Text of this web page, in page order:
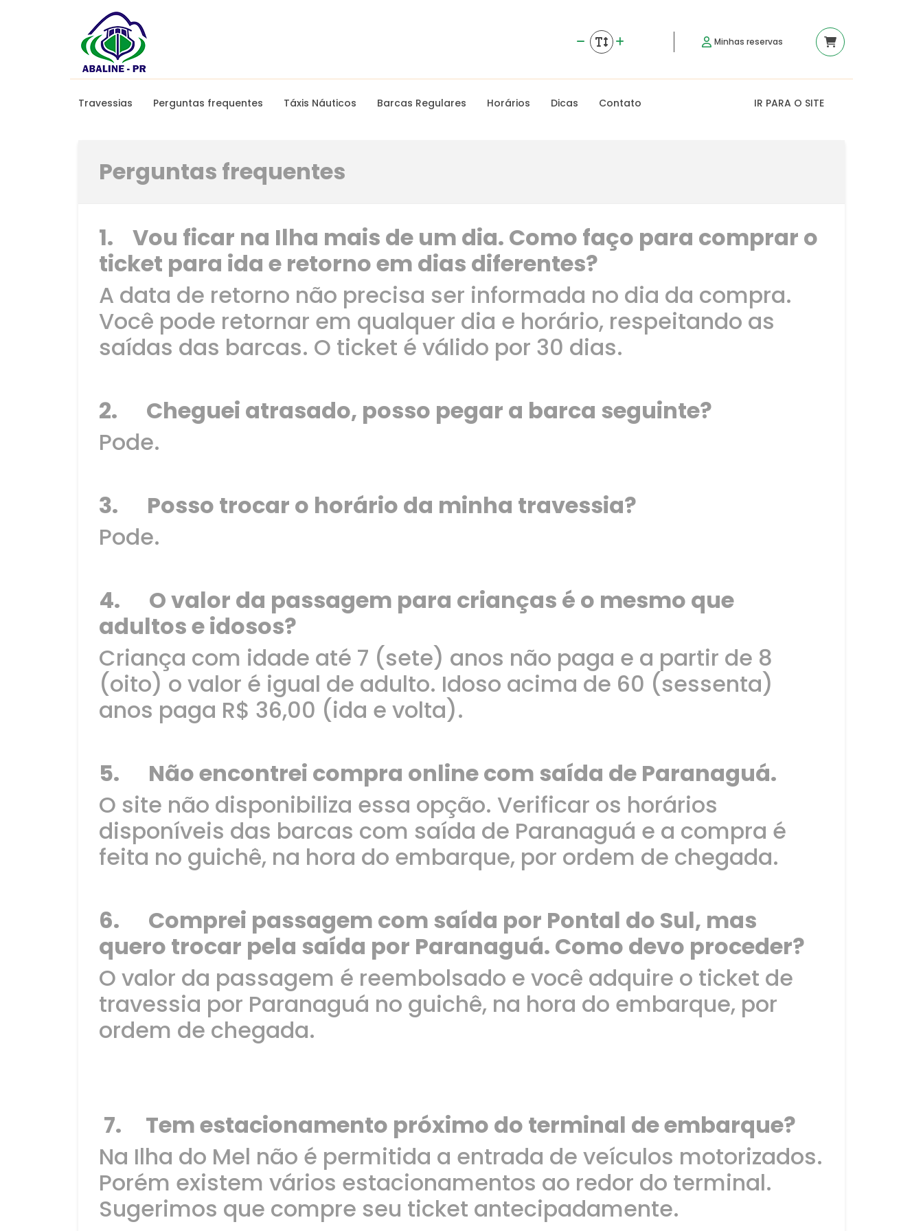
Minhas reservas
Travessias Perguntas frequentes Táxis Náuticos Barcas Regulares Horários Dicas Contato IR PARA O SITE
Perguntas frequentes
1. Vou ficar na Ilha mais de um dia. Como faço para comprar o
ticket para ida e retorno em dias diferentes?
A data de retorno não precisa ser informada no dia da compra.
Você pode retornar em qualquer dia e horário, respeitando as
saídas das barcas. O ticket é válido por 30 dias.
2. Cheguei atrasado, posso pegar a barca seguinte?
Pode.
3. Posso trocar o horário da minha travessia?
Pode.
4. O valor da passagem para crianças é o mesmo que
adultos e idosos?
Criança com idade até 7 (sete) anos não paga e a partir de 8
(oito) o valor é igual de adulto. Idoso acima de 60 (sessenta)
anos paga R$ 36,00 (ida e volta).
5. Não encontrei compra online com saída de Paranaguá.
O site não disponibiliza essa opção. Verificar os horários
disponíveis das barcas com saída de Paranaguá e a compra é
feita no guichê, na hora do embarque, por ordem de chegada.
6. Comprei passagem com saída por Pontal do Sul, mas
quero trocar pela saída por Paranaguá. Como devo proceder?
O valor da passagem é reembolsado e você adquire o ticket de
travessia por Paranaguá no guichê, na hora do embarque, por
ordem de chegada.
7. Tem estacionamento próximo do terminal de embarque?
Na Ilha do Mel não é permitida a entrada de veículos motorizados.
Porém existem vários estacionamentos ao redor do terminal.
Sugerimos que compre seu ticket antecipadamente.